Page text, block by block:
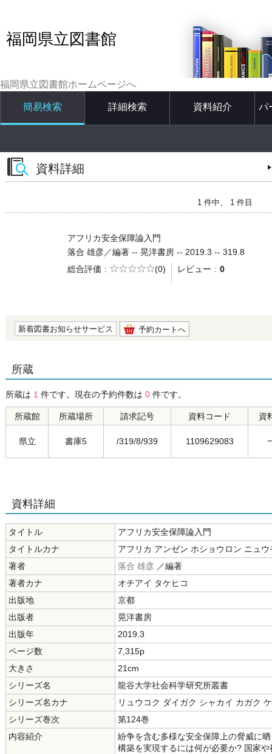
福岡県立図書館
福岡県立図書館ホームページへ
簡易検索 詳細検索 資料紹介 パ
資料詳細
1 件中、 1 件目
アフリカ安全保障論入門
落合 雄彦／編著 -- 晃洋書房 -- 2019.3 -- 319.8
総合評価
5段階評価
(0) レビュー 0
新着図書お知らせサービス 予約カートへ
所蔵
所蔵は 1 件です。現在の予約件数は 0 件です。
所蔵館 所蔵場所 請求記号 資料コード 資
県立 書庫5 /319/8/939 1109629083
資料詳細
タイトル
アフリカ安全保障論入門
タイトルカナ
アフリカ アンゼン ホショウロン ニュウ
著者
落合 雄彦 ／編著
著者カナ
オチアイ タケヒコ
出版地
京都
出版者
晃洋書房
出版年
2019.3
ページ数
7,315p
大きさ
21cm
シリーズ名
龍谷大学社会科学研究所叢書
シリーズ名カナ
リュウコク ダイガク シャカイ カガク
シリーズ巻次
第124巻
内容紹介
紛争を含む多様な安全保障上の脅威に
構築を実現するには何が必要か? 国家